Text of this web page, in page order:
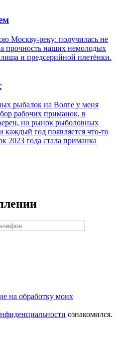
Москву-реку: получилась не
прочность наших немолодых
и предсерийной плетёнки.
рыбалок на Волге у меня
рабочих приманок, в
но рынок рыболовных
каждый год появляется что-то
2023 года стала приманка
на обработку моих
ознакомился.